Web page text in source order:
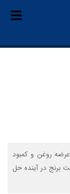
عرضه روغن و کمبود
برنج در آینده حل